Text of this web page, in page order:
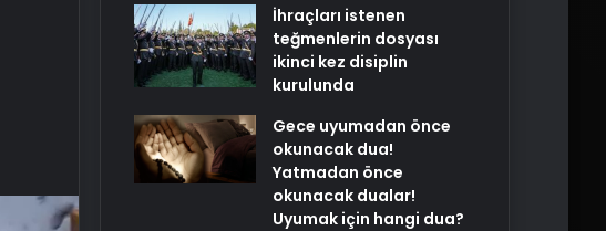
İhraçları istenen
teğmenlerin dosyası
ikinci kez disiplin
kurulunda
Gece uyumadan önce
okunacak dua!
Yatmadan önce
okunacak dualar!
Uyumak için hangi dua?